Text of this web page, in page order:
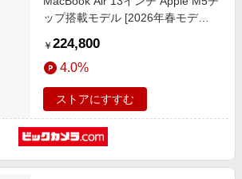
ップ搭載モデル [2026年春モデ
CPUと8コアGPU] ミッドナイト
MDHE4J/A
￥ 224,800
4.0%
ストアにすすむ